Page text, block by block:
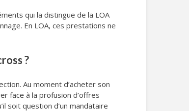
qui la distingue de la LOA
En LOA, ces prestations ne
?
Au moment d’acheter son
face à la profusion d’offres
soit question d’un mandataire